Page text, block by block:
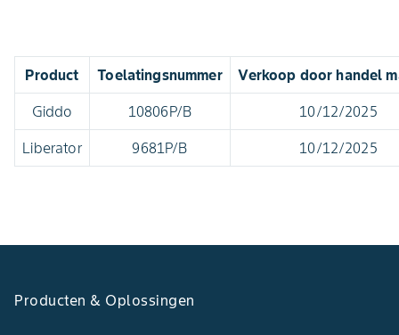
België
Product Toelatingsnummer Verkoop door handel
Giddo 10806P/B 10/12/2025
Liberator 9681P/B 10/12/2025
Producten & Oplossingen​